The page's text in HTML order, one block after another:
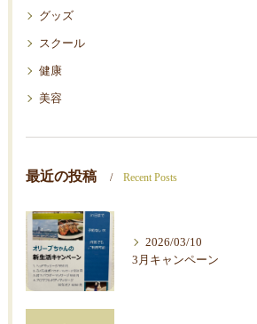
グッズ
スクール
健康
美容
最近の投稿 Recent Posts
2026/03/10
3月キャンペーン